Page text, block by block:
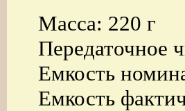
Масса: 220 г
Передаточное
Емкость
Емкость